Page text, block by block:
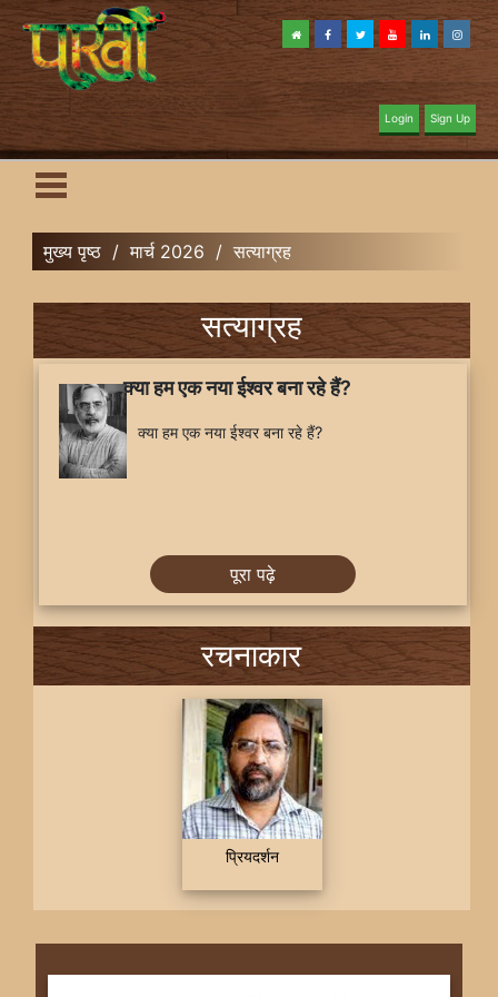
Login Sign Up
मुख्य पृष्ठ / मार्च 2026 / सत्याग्रह
सत्याग्रह
क्या हम एक नया ईश्वर बना रहे हैं?
क्या हम एक नया ईश्वर बना रहे हैं?
पूरा पढ़े
रचनाकार
प्रियदर्शन